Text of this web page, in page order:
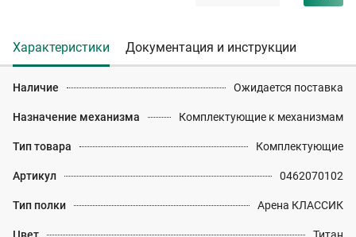
Характеристики Документация и инструкции
Наличие Ожидается поставка
Назначение механизма Комплектующие к механизмам
Тип товара Комплектующие
Артикул 0462070102
Тип полки Арена КЛАССИК